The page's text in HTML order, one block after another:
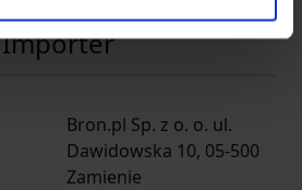
Importer
Bron.pl Sp. z o. o. ul.
Dawidowska 10, 05-500
Zamienie